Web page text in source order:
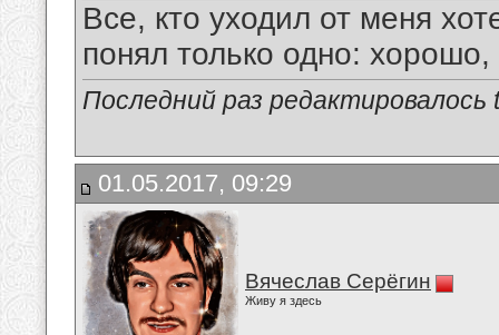
Все, кто уходил от меня
понял только одно:
Последний раз
01.05.2017, 09:29
Вячеслав Серёгин
Живу я здесь